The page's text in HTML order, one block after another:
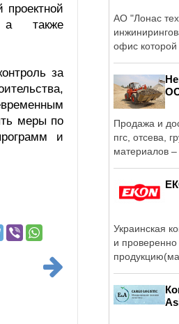
а также
за
меры по
и
АО "Лонас
офис которой
Продажа и
пгс, отсева,
материалов –
Украинская
и проверенно